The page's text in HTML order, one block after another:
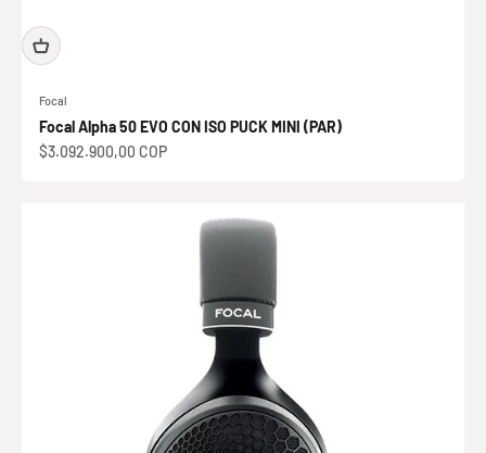
Focal
Focal Alpha 50 EVO CON ISO PUCK MINI (PAR)
Precio de oferta
$3.092.900,00 COP